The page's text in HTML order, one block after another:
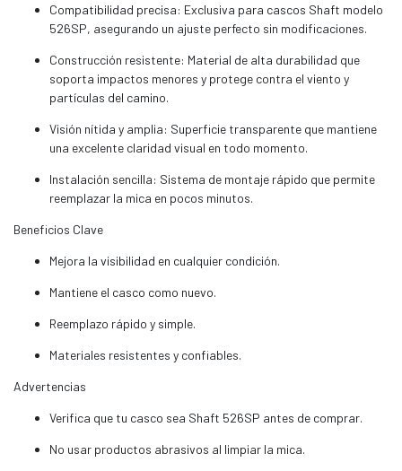
Compatibilidad precisa: Exclusiva para cascos Shaft modelo
526SP, asegurando un ajuste perfecto sin modificaciones.
Construcción resistente: Material de alta durabilidad que
soporta impactos menores y protege contra el viento y
partículas del camino.
Visión nítida y amplia: Superficie transparente que mantiene
una excelente claridad visual en todo momento.
Instalación sencilla: Sistema de montaje rápido que permite
reemplazar la mica en pocos minutos.
Beneficios Clave
Mejora la visibilidad en cualquier condición.
Mantiene el casco como nuevo.
Reemplazo rápido y simple.
Materiales resistentes y confiables.
Advertencias
Verifica que tu casco sea Shaft 526SP antes de comprar.
No usar productos abrasivos al limpiar la mica.